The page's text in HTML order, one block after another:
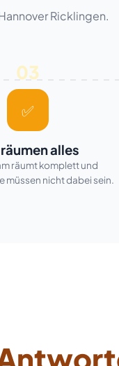
Ricklingen.
03
✅
alles
räumt komplett und
müssen nicht dabei sein.